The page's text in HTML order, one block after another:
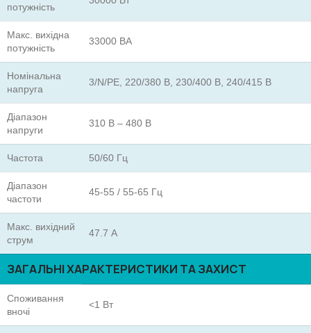
потужність
Макс. вихідна
потужність
33000 ВА
Номінальна
напруга
3/N/PE, 220/380 В, 230/400 В, 240/415 В
Діапазон
напруги
310 В – 480 В
Частота 50/60 Гц
Діапазон
частоти
45-55 / 55-65 Гц
Макс. вихідний
струм
47.7 А
ЗАГАЛЬНІ ХАРАКТЕРИСТИКИ ТА ЗАХИСТ
Споживання
вночі
<1 Вт